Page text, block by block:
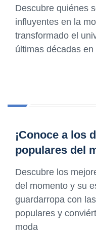
Descubre quiénes
influyentes en la
transformado el
últimas décadas
¡Conoce a los
populares del
Descubre los
del momento y su
guardarropa con
populares y
moda